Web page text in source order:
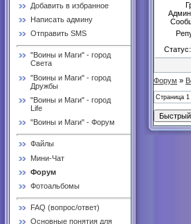
Добавить в избранное
Написать админу
Отправить SMS
"Воины и Маги" - город
Света
"Воины и Маги" - город
Дружбы
"Воины и Маги" - город
Life
"Воины и Маги" - Форум
Файлы
Мини-Чат
Форум
Фотоальбомы
FAQ (вопрос/ответ)
Основные понятия для
Статус:
Форум »
Страница 1